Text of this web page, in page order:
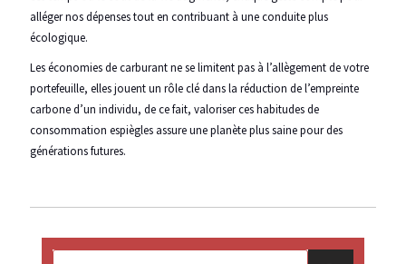
alléger nos dépenses tout en contribuant à une conduite plus
écologique.
Les économies de carburant ne se limitent pas à l’allègement de votre
portefeuille, elles jouent un rôle clé dans la réduction de l’empreinte
carbone d’un individu, de ce fait, valoriser ces habitudes de
consommation espiègles assure une planète plus saine pour des
générations futures.